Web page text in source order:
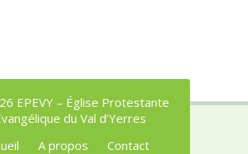
EPEVY – Église Protestante
du Val d’Yerres
A propos Contact